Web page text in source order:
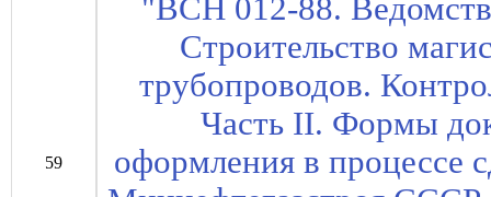
59
"ВСН 012-88.
Строительство
трубопроводов.
Часть II. Формы
оформления в процессе